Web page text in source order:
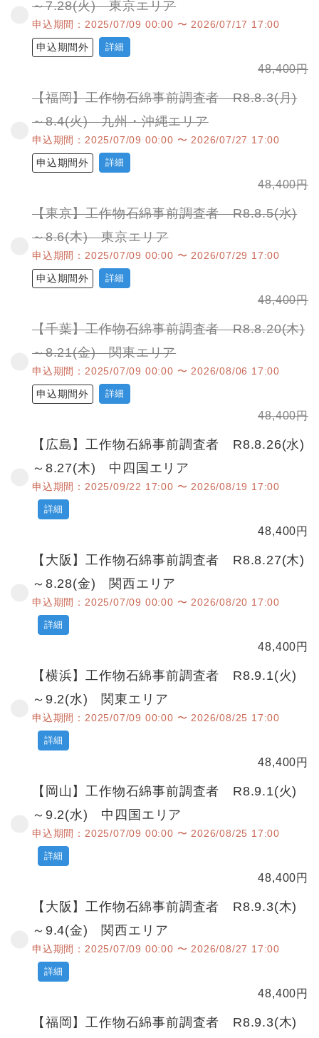
～7.28(火) 東京エリア
申込期間：2025/07/09 00:00 〜 2026/07/17 17:00
申込期間外 詳細
48,400円
【福岡】工作物石綿事前調査者 R8.8.3(月)
～8.4(火) 九州・沖縄エリア
申込期間：2025/07/09 00:00 〜 2026/07/27 17:00
申込期間外 詳細
48,400円
【東京】工作物石綿事前調査者 R8.8.5(水)
～8.6(木) 東京エリア
申込期間：2025/07/09 00:00 〜 2026/07/29 17:00
申込期間外 詳細
48,400円
【千葉】工作物石綿事前調査者 R8.8.20(木)
～8.21(金) 関東エリア
申込期間：2025/07/09 00:00 〜 2026/08/06 17:00
申込期間外 詳細
48,400円
【広島】工作物石綿事前調査者 R8.8.26(水)
～8.27(木) 中四国エリア
申込期間：2025/09/22 17:00 〜 2026/08/19 17:00
詳細
48,400円
【大阪】工作物石綿事前調査者 R8.8.27(木)
～8.28(金) 関西エリア
申込期間：2025/07/09 00:00 〜 2026/08/20 17:00
詳細
48,400円
【横浜】工作物石綿事前調査者 R8.9.1(火)
～9.2(水) 関東エリア
申込期間：2025/07/09 00:00 〜 2026/08/25 17:00
詳細
48,400円
【岡山】工作物石綿事前調査者 R8.9.1(火)
～9.2(水) 中四国エリア
申込期間：2025/07/09 00:00 〜 2026/08/25 17:00
詳細
48,400円
【大阪】工作物石綿事前調査者 R8.9.3(木)
～9.4(金) 関西エリア
申込期間：2025/07/09 00:00 〜 2026/08/27 17:00
詳細
48,400円
【福岡】工作物石綿事前調査者 R8.9.3(木)